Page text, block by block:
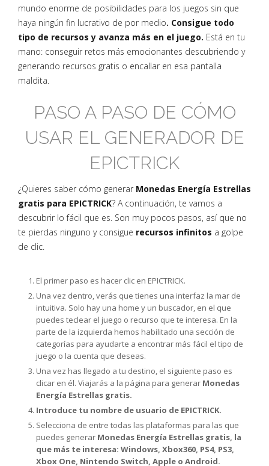
mundo enorme de posibilidades para los juegos sin que
haya ningún fin lucrativo de por medio. Consigue todo
tipo de recursos y avanza más en el juego. Está en tu
mano: conseguir retos más emocionantes descubriendo y
generando recursos gratis o encallar en esa pantalla
maldita.
PASO A PASO DE CÓMO
USAR EL GENERADOR DE
EPICTRICK
¿Quieres saber cómo generar Monedas Energía Estrellas
gratis para EPICTRICK? A continuación, te vamos a
descubrir lo fácil que es. Son muy pocos pasos, así que no
te pierdas ninguno y consigue recursos infinitos a golpe
de clic.
El primer paso es hacer clic en EPICTRICK.
Una vez dentro, verás que tienes una interfaz la mar de
intuitiva. Solo hay una home y un buscador, en el que
puedes teclear el juego o recurso que te interesa. En la
parte de la izquierda hemos habilitado una sección de
categorías para ayudarte a encontrar más fácil el tipo de
juego o la cuenta que deseas.
Una vez has llegado a tu destino, el siguiente paso es
clicar en él. Viajarás a la página para generar Monedas
Energía Estrellas gratis.
Introduce tu nombre de usuario de EPICTRICK.
Selecciona de entre todas las plataformas para las que
puedes generar Monedas Energía Estrellas gratis, la
que más te interesa: Windows, Xbox360, PS4, PS3,
Xbox One, Nintendo Switch, Apple o Android.